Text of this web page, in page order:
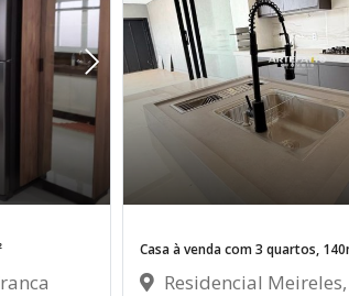
Casa à venda com 3 quartos,
Residencial